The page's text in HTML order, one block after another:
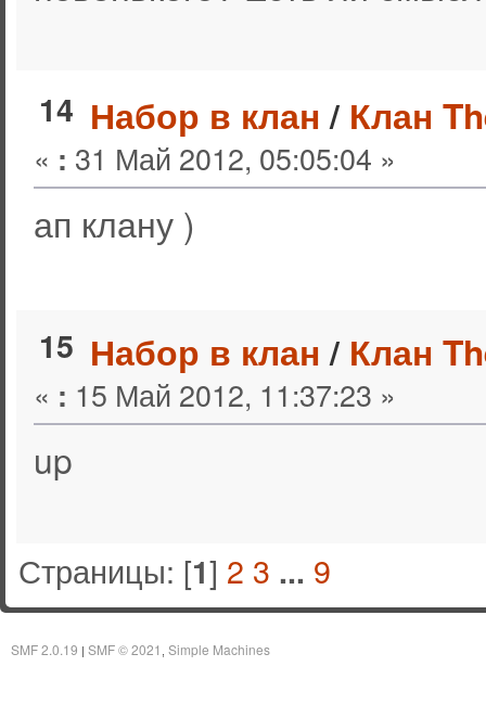
14 Набор в клан/ Клан
« : 31 Май 2012, 05:05:04 »
ап клану )
15 Набор в клан/ Клан
« : 15 Май 2012, 11:37:23 »
up
Страницы: [1] 2 3 ... 9
SMF 2.0.19 | SMF © 2021 Simple Machines